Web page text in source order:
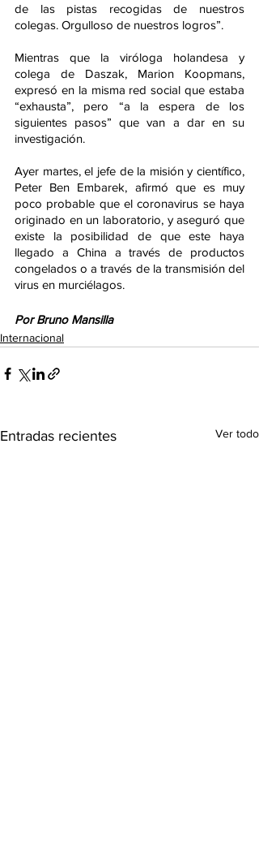
de las pistas recogidas de nuestros
colegas. Orgulloso de nuestros logros”.
Mientras que la viróloga holandesa y
colega de Daszak, Marion Koopmans,
expresó en la misma red social que estaba
“exhausta”, pero “a la espera de los
siguientes pasos” que van a dar en su
investigación.
Ayer martes, el jefe de la misión y científico,
Peter Ben Embarek, afirmó que es muy
poco probable que el coronavirus se haya
originado en un laboratorio, y aseguró que
existe la posibilidad de que este haya
llegado a China a través de productos
congelados o a través de la transmisión del
virus en murciélagos.
Por Bruno Mansilla
Internacional
Entradas recientes Ver todo